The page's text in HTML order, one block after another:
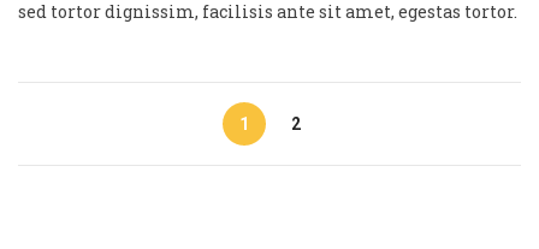
sed tortor dignissim, facilisis ante sit amet, egestas tortor.
1 2